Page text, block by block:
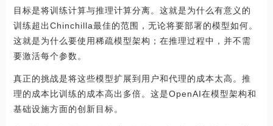
目标是将训练计算与推理计算分离。这就是为什么有意义的
训练超出Chinchilla最佳的范围，无论将要部署的模型如何。
这就是为什么要使用稀疏模型架构；在推理过程中，并不需
要激活每个参数。
真正的挑战是将这些模型扩展到用户和代理的成本太高。推
理的成本比训练的成本高出多倍。这是OpenAI在模型架构和
基础设施方面的创新目标。